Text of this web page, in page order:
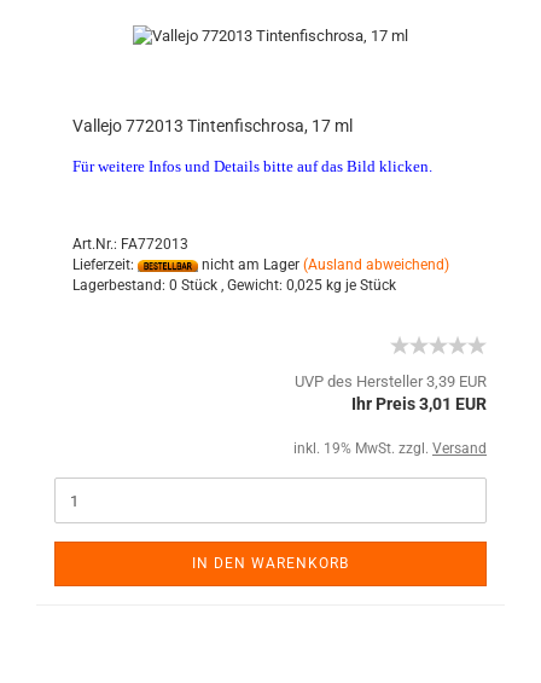
Vallejo 772013 Tintenfischrosa, 17 ml
Für weitere Infos und Details bitte auf das Bild klicken.
Art.Nr.: FA772013
Lieferzeit:
nicht am Lager (Ausland abweichend)
Lagerbestand: 0 Stück , Gewicht: 0,025 kg je Stück
UVP des Hersteller 3,39 EUR
Ihr Preis 3,01 EUR
inkl. 19% MwSt. zzgl. Versand
IN DEN WARENKORB